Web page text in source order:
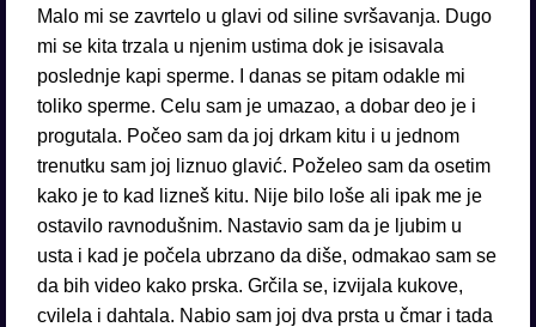
Malo mi se zavrtelo u glavi od siline svršavanja. Dugo
mi se kita trzala u njenim ustima dok je isisavala
poslednje kapi sperme. I danas se pitam odakle mi
toliko sperme. Celu sam je umazao, a dobar deo je i
progutala. Počeo sam da joj drkam kitu i u jednom
trenutku sam joj liznuo glavić. Poželeo sam da osetim
kako je to kad lizneš kitu. Nije bilo loše ali ipak me je
ostavilo ravnodušnim. Nastavio sam da je ljubim u
usta i kad je počela ubrzano da diše, odmakao sam se
da bih video kako prska. Grčila se, izvijala kukove,
cvilela i dahtala. Nabio sam joj dva prsta u čmar i tada